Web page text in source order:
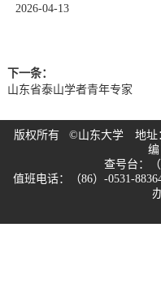
2026-04-13
下一条：
山东省泰山学者青年专家
版权所有 ©山东大学 地址
查号台：
值班电话：（86）-0531-